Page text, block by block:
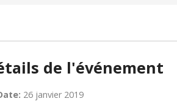
de l'événement
26 janvier 2019